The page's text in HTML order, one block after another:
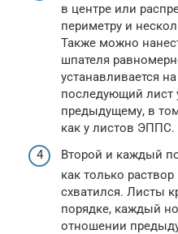
в центре или
периметру и
Также можно
шпателя
устанавливается
последующий лист
предыдущему, в
как у листов ЭППС.
Второй и каждый
как только
схватился. Листы
порядке, каждый
отношении